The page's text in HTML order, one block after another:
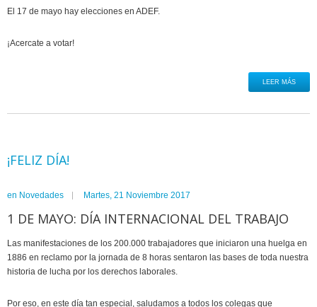
El 17 de mayo hay elecciones en ADEF.
¡Acercate a votar!
LEER MÁS
¡FELIZ DÍA!
en Novedades Martes, 21 Noviembre 2017
1 DE MAYO: DÍA INTERNACIONAL DEL TRABAJO
Las manifestaciones de los 200.000 trabajadores que iniciaron una huelga en
1886 en reclamo por la jornada de 8 horas sentaron las bases de toda nuestra
historia de lucha por los derechos laborales.
Por eso, en este día tan especial, saludamos a todos los colegas que